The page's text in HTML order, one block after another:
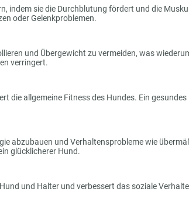
indem sie die Durchblutung fördert und die
oder Gelenkproblemen.
und Übergewicht zu vermeiden, was
verringert.
die allgemeine Fitness des Hundes. Ein
abzubauen und Verhaltensprobleme wie
glücklicherer Hund.
und Halter und verbessert das soziale